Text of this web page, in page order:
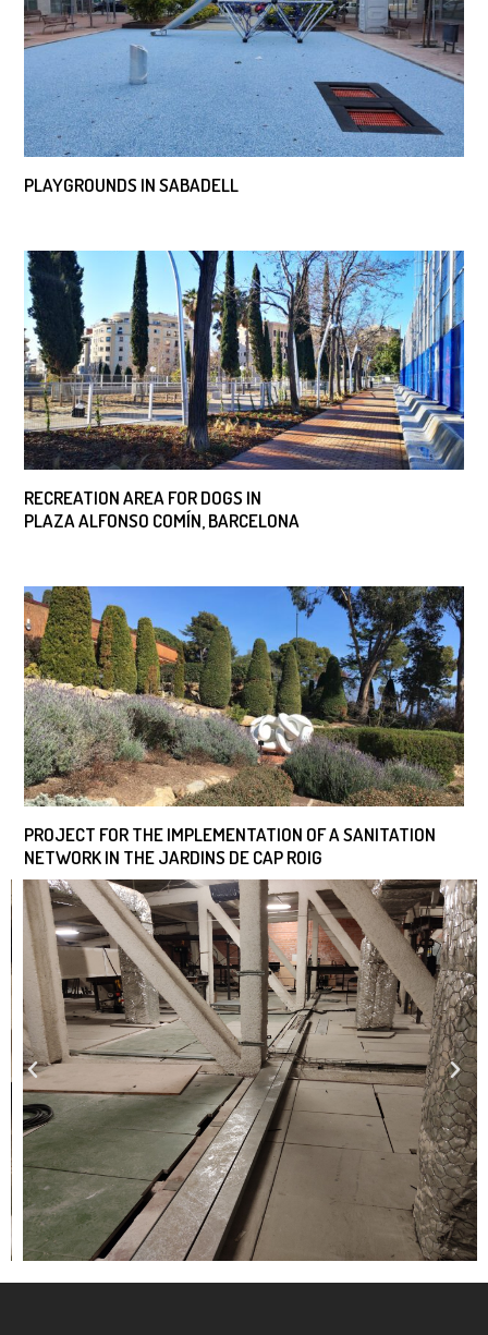
PLAYGROUNDS IN SABADELL
RECREATION AREA FOR DOGS IN
PLAZA ALFONSO COMÍN, BARCELONA
PROJECT FOR THE IMPLEMENTATION OF A SANITATION
NETWORK IN THE JARDINS DE CAP ROIG